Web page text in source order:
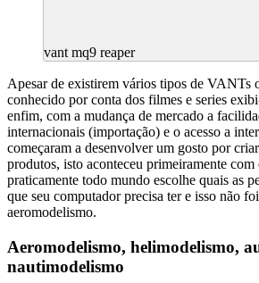
vant mq9 reaper
Apesar de existirem vários tipos de VANTs
conhecido por conta dos filmes e series
enfim, com a mudança de mercado a
internacionais (importação) e o acesso a
começaram a desenvolver um gosto por
produtos, isto aconteceu primeiramente com
praticamente todo mundo escolhe quais as
que seu computador precisa ter e isso não
aeromodelismo.
Aeromodelismo, helimodelismo,
nautimodelismo